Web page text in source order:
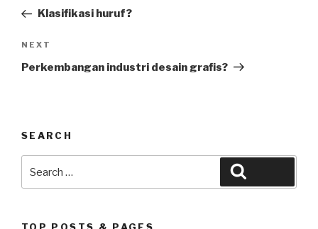
PostKlasifikasi huruf?
Next
Post
NEXT
Perkembangan industri desain grafis?
SEARCH
for: